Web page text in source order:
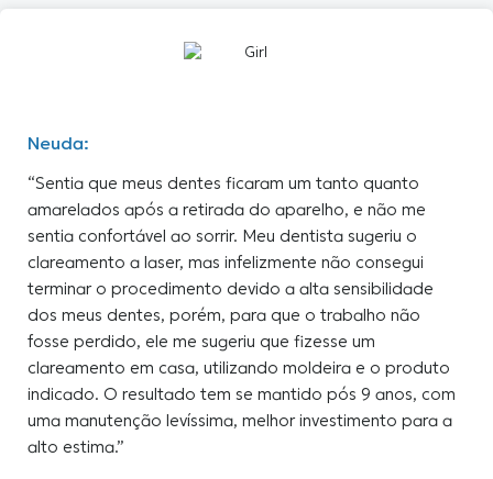
Neuda:
“Sentia que meus dentes ficaram um tanto quanto
amarelados após a retirada do aparelho, e não me
sentia confortável ao sorrir. Meu dentista sugeriu o
clareamento a laser, mas infelizmente não consegui
terminar o procedimento devido a alta sensibilidade
dos meus dentes, porém, para que o trabalho não
fosse perdido, ele me sugeriu que fizesse um
clareamento em casa, utilizando moldeira e o produto
indicado. O resultado tem se mantido pós 9 anos, com
uma manutenção levíssima, melhor investimento para a
alto estima.”